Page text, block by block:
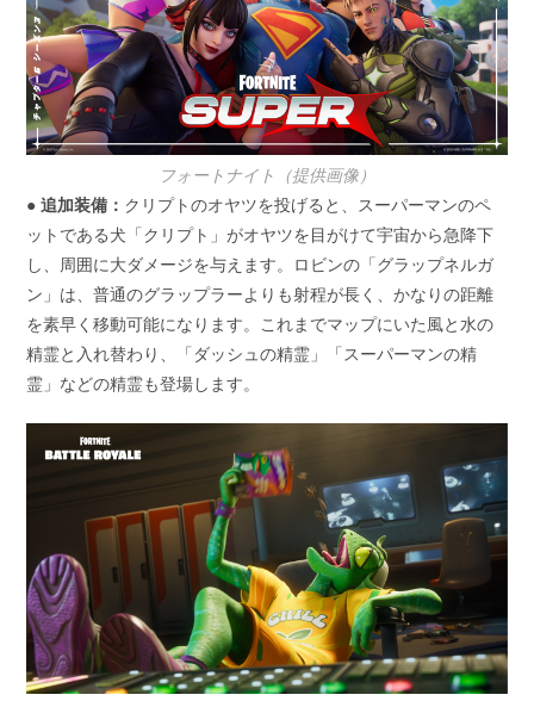
フォートナイト（提供画像）
● 追加装備： クリプトのオヤツを投げると、スーパーマンのペ
ットである犬「クリプト」がオヤツを目がけて宇宙から急降下
し、周囲に大ダメージを与えます。ロビンの「グラップネルガ
ン」は、普通のグラップラーよりも射程が長く、かなりの距離
を素早く移動可能になります。これまでマップにいた風と水の
精霊と入れ替わり、「ダッシュの精霊」「スーパーマンの精
霊」などの精霊も登場します。